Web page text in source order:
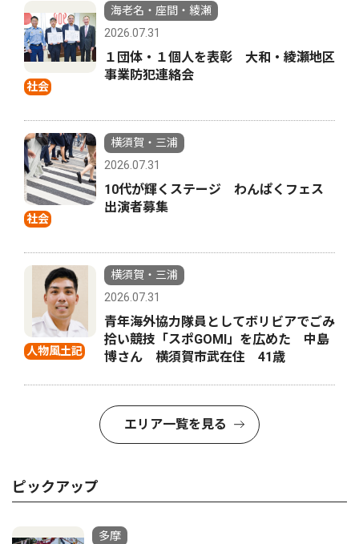
社会
海老名・座間・綾瀬
2026.07.31
１団体・１個人を表彰 大和・綾瀬地区
事業防犯連絡会
社会
横須賀・三浦
2026.07.31
10代が輝くステージ わんぱくフェス
出演者募集
人物風土記
横須賀・三浦
2026.07.31
青年海外協力隊員としてボリビアでごみ
拾い競技「スポGOMI」を広めた 中島
博さん 横須賀市武在住 41歳
エリア一覧を見る
ピックアップ
多摩